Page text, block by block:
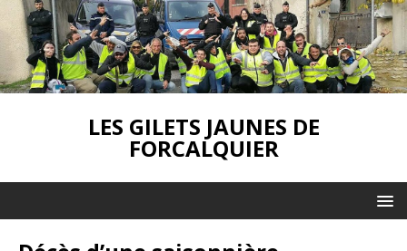
LES GILETS JAUNES DE
FORCALQUIER